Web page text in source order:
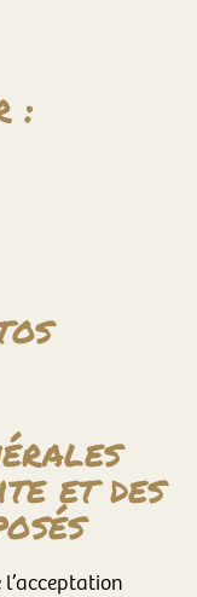
:
et des